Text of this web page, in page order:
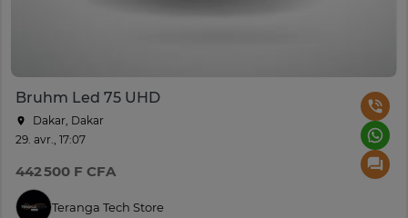
Bruhm Led 75 UHD
Dakar, Dakar
29. avr., 17:07
442 500 F CFA
Teranga Tech Store